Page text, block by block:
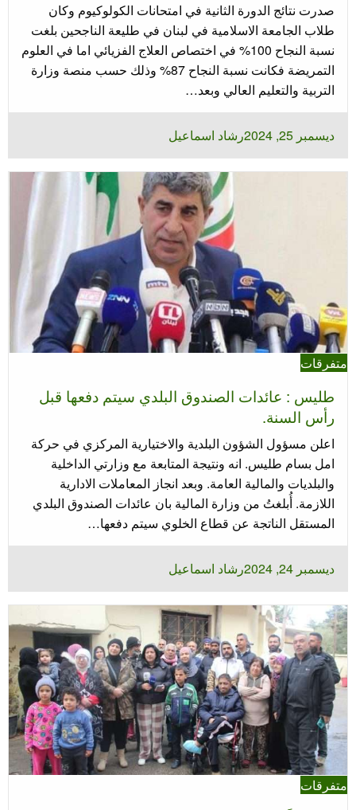
صدرت نتائج الدورة الثانية في امتحانات الكولوكيوم وكان
طلاب الجامعة الاسلامية في لبنان في طليعة الناجحين بلغت
نسبة النجاح 100% في اختصاص العلاج الفزيائي اما في العلوم
التمريضة فكانت نسبة النجاح 87% وذلك حسب منصة وزارة
التربية والتعليم العالي وبعد…
نُشر
في
ديسمبر 25, 2024 رشاد اسماعيل
متفرقات
طليس : عائدات الصندوق البلدي سيتم دفعها قبل
رأس السنة.
اعلن مسؤول الشؤون البلدية والاختيارية المركزي في حركة
امل بسام طليس. انه ونتيجة المتابعة مع وزارتي الداخلية
والبلديات والمالية العامة. وبعد انجاز المعاملات الادارية
اللازمة. أُبلغتُ من وزارة المالية بان عائدات الصندوق البلدي
المستقل الناتجة عن قطاع الخلوي سيتم دفعها…
نُشر
في
ديسمبر 24, 2024 رشاد اسماعيل
متفرقات